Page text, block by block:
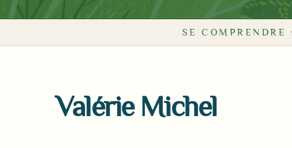
Valérie Michel